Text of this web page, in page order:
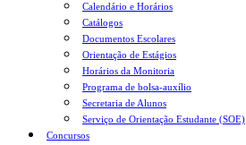
Calendário e Horários
Catálogos
Documentos Escolares
Orientação de Estágios
Horários da Monitoria
Programa de bolsa-auxílio
Secretaria de Alunos
Serviço de Orientação Estudante (SOE)
Concursos